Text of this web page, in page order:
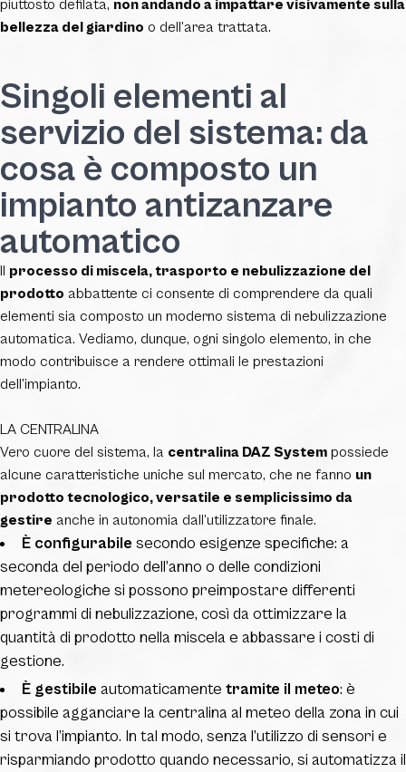
piuttosto defilata, non andando a impattare visivamente sulla
bellezza del giardino o dell’area trattata.
Singoli elementi al
servizio del sistema: da
cosa è composto un
impianto antizanzare
automatico
Il processo di miscela, trasporto e nebulizzazione del
prodotto abbattente ci consente di comprendere da quali
elementi sia composto un moderno sistema di nebulizzazione
automatica. Vediamo, dunque, ogni singolo elemento, in che
modo contribuisce a rendere ottimali le prestazioni
dell’impianto.
LA CENTRALINA
Vero cuore del sistema, la centralina DAZ System possiede
alcune caratteristiche uniche sul mercato, che ne fanno un
prodotto tecnologico, versatile e semplicissimo da
gestire anche in autonomia dall’utilizzatore finale.
È configurabile secondo esigenze specifiche: a
seconda del periodo dell’anno o delle condizioni
metereologiche si possono preimpostare differenti
programmi di nebulizzazione, così da ottimizzare la
quantità di prodotto nella miscela e abbassare i costi di
gestione.
È gestibile automaticamente tramite il meteo: è
possibile agganciare la centralina al meteo della zona in cui
si trova l’impianto. In tal modo, senza l’utilizzo di sensori e
risparmiando prodotto quando necessario, si automatizza il